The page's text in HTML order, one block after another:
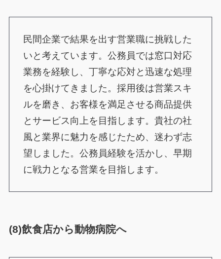
民間企業で結果を出す営業職に挑戦した
いと考えています。公務員では窓口対応
業務を経験し、丁寧な応対と迅速な処理
を心掛けてきました。採用後は営業スキ
ルを磨き、お客様を満足させる商品提供
とサービス向上を目指します。貴社の社
風と業界に魅力を感じたため、迷わず志
望しました。公務員経験を活かし、早期
に戦力となる営業を目指します。
(8)飲食店から動物病院へ